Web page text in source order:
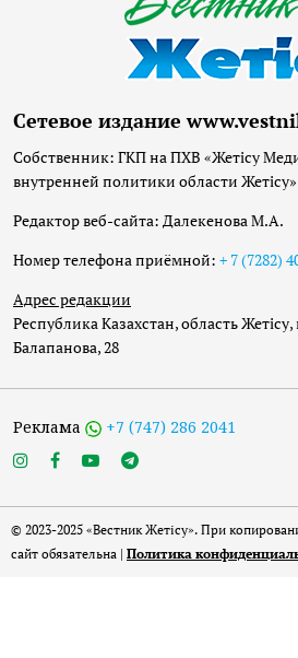
Сетевое издание
Собственник: ГКП на ПХВ «Жетісу
внутренней политики области Жетісу»
Редактор веб-сайта: Далекенова М.А.
Номер телефона приёмной: + 7 (7282)
Адрес редакции
Республика Казахстан, область
Балапанова, 28
Реклама +7 (747) 286 2041
© 2023-2025 «Вестник Жетісу». При
сайт обязательна | Политика